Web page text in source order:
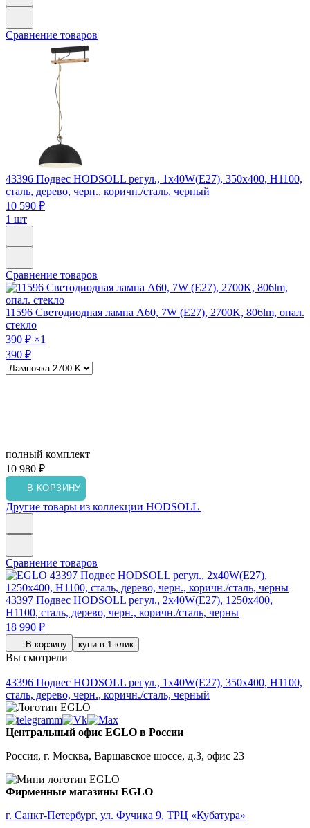
Сравнение товаров
43396 Подвес HODSOLL регул., 1х40W(E27), 350х400, H1100,
сталь, дерево, черн., коричн./сталь, черный
10 590 ₽
1 шт
Сравнение товаров
11596 Светодиодная лампа A60, 7W (E27), 2700K, 806lm, опал.
стекло
390 ₽ ×1
390 ₽
полный комплект
10 980 ₽
В КОРЗИНУ
Другие товары из коллекции HODSOLL
Сравнение товаров
43397 Подвес HODSOLL регул., 2х40W(E27), 1250х400,
H1100, сталь, дерево, черн., коричн./сталь, черны
18 990 ₽
В корзину купи в 1 клик
Вы смотрели
43396 Подвес HODSOLL регул., 1х40W(E27), 350х400, H1100,
сталь, дерево, черн., коричн./сталь, черный
Центральный офис EGLO в России
Россия, г. Москва, Варшавское шоссе, д.3, офис 23
Фирменные магазины EGLO
г. Санкт-Петербург, ул. Фучика 9, ТРЦ «Кубатура»